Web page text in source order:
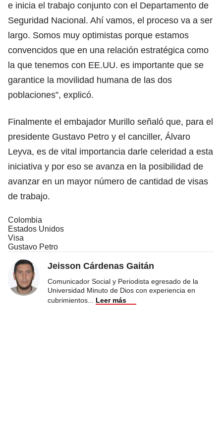
e inicia el trabajo conjunto con el Departamento de
Seguridad Nacional. Ahí vamos, el proceso va a ser
largo. Somos muy optimistas porque estamos
convencidos que en una relación estratégica como
la que tenemos con EE.UU. es importante que se
garantice la movilidad humana de las dos
poblaciones”, explicó.
Finalmente el embajador Murillo señaló que, para el
presidente Gustavo Petro y el canciller, Álvaro
Leyva, es de vital importancia darle celeridad a esta
iniciativa y por eso se avanza en la posibilidad de
avanzar en un mayor número de cantidad de visas
de trabajo.
Colombia
Estados Unidos
Visa
Gustavo Petro
Jeisson Cárdenas Gaitán
Comunicador Social y Periodista egresado de la
Universidad Minuto de Dios con experiencia en
cubrimientos
Leer más